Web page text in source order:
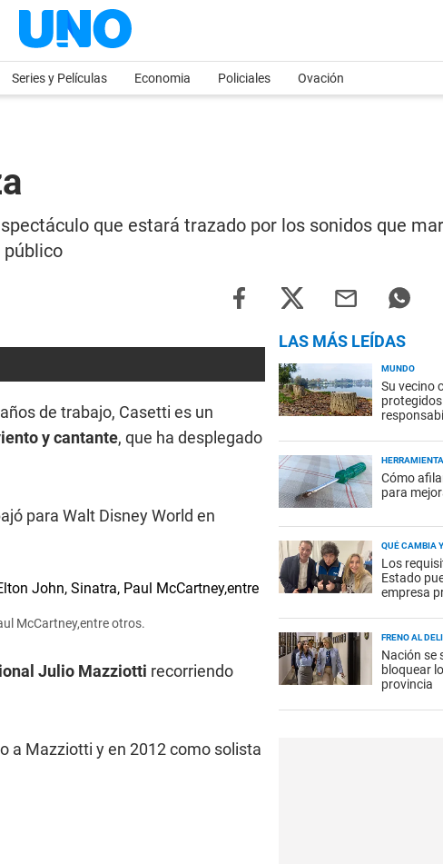
Series y Películas Economia Policiales Ovación
que estará trazado por los sonidos que
público
de trabajo, Casetti es un
y cantante, que ha desplegado
para Walt Disney World en
McCartney,entre otros.
Julio Mazziotti recorriendo
a Mazziotti y en 2012 como solista
LAS MÁS LEÍDAS
MUNDO
Su vecino
Cómo
para
QUÉ CAMBIA
Los
Estado
empresa
FRENO AL
Nación se
bloquear
provincia